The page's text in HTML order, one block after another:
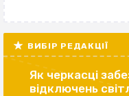
ВИБІР РЕДАКЦІЇ
Як черкасці
відключень